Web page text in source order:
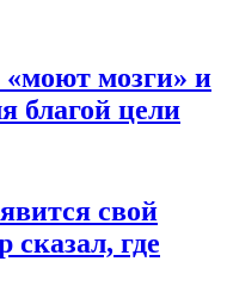
«моют мозги» и
благой цели
свой
сказал, где